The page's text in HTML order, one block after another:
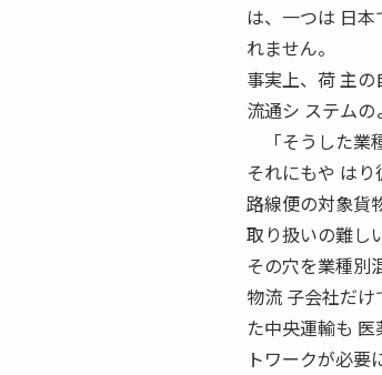
は、一つは 日
れません。
事実上、荷 主
流通シ ステムの
「そうした業
それにもや はり
路線便の対象貨
取り扱いの難し
その穴を業種別
物流 子会社だ
た中央運輸も
トワークが必要